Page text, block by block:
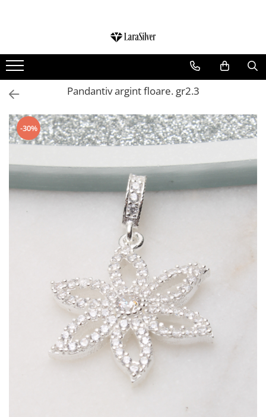
CERCEI ARGINT
BRATARI ARGINT
COLIERE ARGINT
LANTISOARE ARGINT
CRUCIULITE SI ICONITE ARGINT
BROSE ARGINT
VERIGHETE ARGINT
BIJUTERII ARGINT PENTRU COPII
BIJUTERII ARGINT PENTRU BARBATI
marimea 47
marimea 48
marimea 51
Pandantiv argint floare. gr2.3
-30%